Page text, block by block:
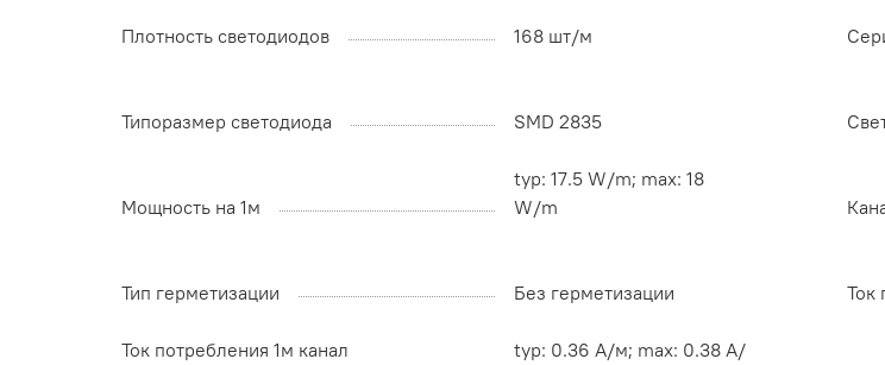
Плотность светодиодов 168 шт/м
Типоразмер светодиода SMD 2835
Мощность на 1м
typ: 17.5 W/m; max: 18
W/m
Тип герметизации Без герметизации Ток
Ток потребления 1м канал
typ: 0.36 А/м; max: 0.38 А/